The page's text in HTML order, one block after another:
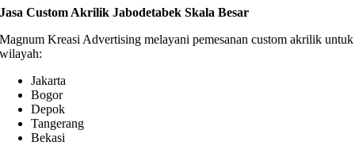
Jasa Custom Akrilik Jabodetabek Skala Besar
Magnum Kreasi Advertising melayani pemesanan custom akrilik untuk
wilayah:
Jakarta
Bogor
Depok
Tangerang
Bekasi